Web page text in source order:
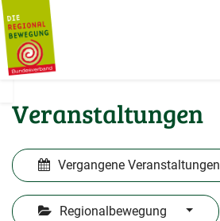
MITGLIED WERDEN
Veranstaltungen
Vergangene Veranstaltungen
Regionalbewegung